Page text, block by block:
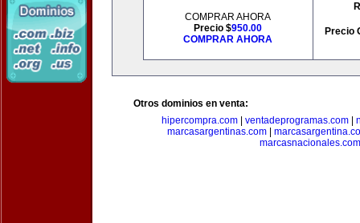
COMPRAR AHORA
Precio $950.00
COMPRAR AHORA
Precio
Otros dominios en venta:
hipercompra.com
ventadeprogramas.com
marcasargentinas.com
marcasnacionales.com